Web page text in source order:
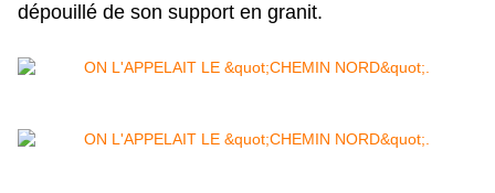
dépouillé de son support en granit.